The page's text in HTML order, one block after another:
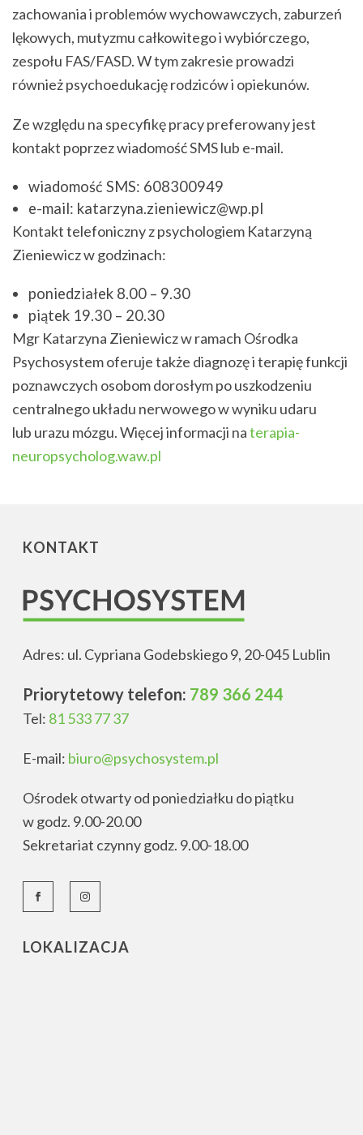
zachowania i problemów wychowawczych, zaburzeń
lękowych, mutyzmu całkowitego i wybiórczego,
zespołu FAS/FASD. W tym zakresie prowadzi
również psychoedukację rodziców i opiekunów.
Ze względu na specyfikę pracy preferowany jest
kontakt poprzez wiadomość SMS lub e-mail.
wiadomość SMS: 608300949
e-mail: katarzyna.zieniewicz@wp.pl
Kontakt telefoniczny z psychologiem Katarzyną
Zieniewicz w godzinach:
poniedziałek 8.00 – 9.30
piątek 19.30 – 20.30
Mgr Katarzyna Zieniewicz w ramach Ośrodka
Psychosystem oferuje także diagnozę i terapię funkcji
poznawczych osobom dorosłym po uszkodzeniu
centralnego układu nerwowego w wyniku udaru
lub urazu mózgu. Więcej informacji naterapia-
neuropsycholog.waw.pl
KONTAKT
Adres: ul. Cypriana Godebskiego 9, 20-045 Lublin
Priorytetowy telefon: 789 366 244
Tel: 81 533 77 37
E-mail: biuro@psychosystem.pl
Ośrodek otwarty od poniedziałku do piątku
w godz. 9.00-20.00
Sekretariat czynny godz. 9.00-18.00
LOKALIZACJA